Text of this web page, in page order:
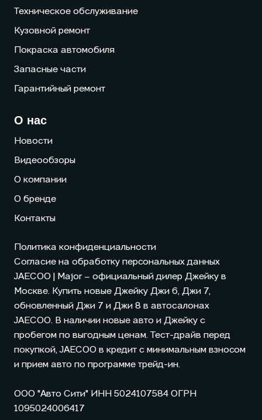
Техническое обслуживание
Кузовной ремонт
Покраска автомобиля
Запасные части
Гарантийный ремонт
О нас
Новости
Видеообзоры
О компании
О бренде
Контакты
Политика конфиденциальности
Согласие на обработку персональных данных
JAECOO | Major – официальный дилер Джейку в
Москве. Купить новые Джейку Джи 6, Джи 7,
обновленный Джи 7 и Джи 8 в автосалонах
JAECOO. В наличии новые авто и Джейку с
пробегом по выгодным ценам. Тест-драйв перед
покупкой,JAECOO в кредит с минимальным взносом
и прием авто по программе трейд-ин.
ООО "Авто Сити" ИНН 5024107584 ОГРН
1095024006417